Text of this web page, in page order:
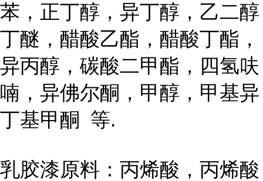
苯，正丁醇，异丁醇，乙二醇
丁醚，醋酸乙酯，醋酸丁酯，
异丙醇，碳酸二甲酯，四氢呋
喃，异佛尔酮，甲醇，甲基异
丁基甲酮 等.
乳胶漆原料：丙烯酸，丙烯酸